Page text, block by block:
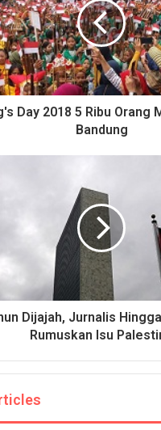
Day 2018 5 Ribu Orang
Bandung
Dijajah, Jurnalis
Rumuskan Isu